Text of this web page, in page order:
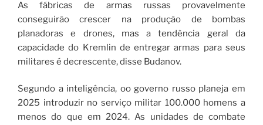
As fábricas de armas russas provavelmente
conseguirão crescer na produção de bombas
planadoras e drones, mas a tendência geral da
capacidade do Kremlin de entregar armas para seus
militares é decrescente, disse Budanov.
Segundo a inteligência, oo governo russo planeja em
2025 introduzir no serviço militar 100.000 homens a
menos do que em 2024. As unidades de combate